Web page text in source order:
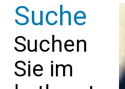
Suche
Suchen
Sie im